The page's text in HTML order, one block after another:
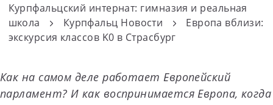
n
Курпфальцский интернат: гимназия и реальная
школа
Курпфальц Новости
Европа вблизи:
экскурсия классов K0 в Страсбург
Как на самом деле работает Европейский
парламент? И как воспринимается Европа, когда